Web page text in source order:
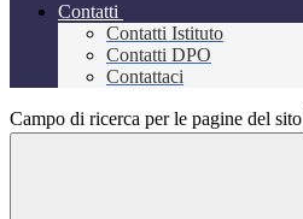
Contatti
Contatti Istituto
Contatti DPO
Contattaci
Campo di ricerca per le pagine del sito